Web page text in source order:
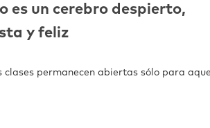
es un cerebro despierto,
y feliz
clases permanecen abiertas sólo para